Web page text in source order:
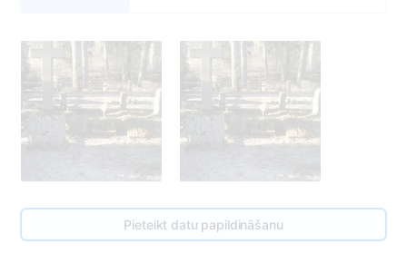
Pieteikt datu papildināšanu